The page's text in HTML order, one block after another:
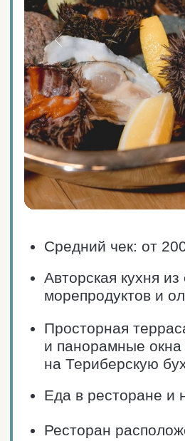
Еда в ресторане и на вынос.
Ресторан расположен
Блюда национальной кухни
из свежих морепродуктов.
и режим работы
Комплексные обеды для групп
по выгодным ценам.